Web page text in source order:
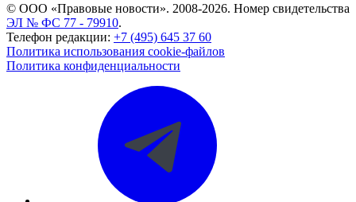
© ООО «Правовые новости». 2008-2026. Номер свидетельства
ЭЛ № ФС 77 - 79910.
Телефон редакции: +7 (495) 645 37 60
Политика использования cookie-файлов
Политика конфиденциальности